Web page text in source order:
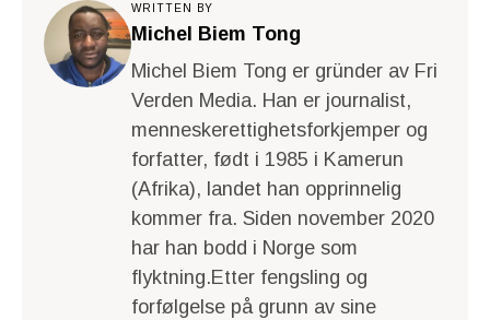
WRITTEN BY
Michel Biem Tong
Michel Biem Tong er gründer av Fri
Verden Media. Han er journalist,
menneskerettighetsforkjemper og
forfatter, født i 1985 i Kamerun
(Afrika), landet han opprinnelig
kommer fra. Siden november 2020
har han bodd i Norge som
flyktning.Etter fengsling og
forfølgelse på grunn av sine